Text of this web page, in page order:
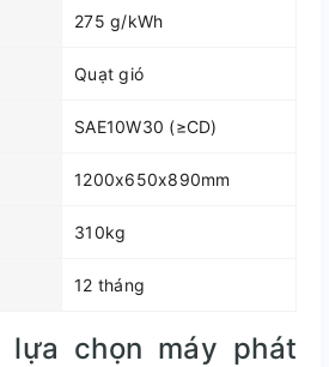
275 g/kWh
Quạt gió
SAE10W30 (≥CD)
1200x650x890mm
310kg
12 tháng
lựa chọn máy phát